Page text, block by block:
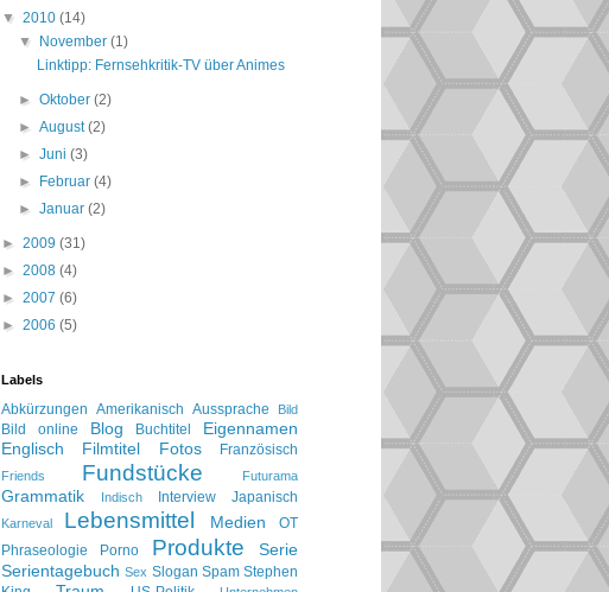
▼ 2010 (14)
▼
November(1)
Linktipp: Fernsehkritik-TV über Animes
►Oktober(2)
►August(2)
►Juni(3)
►
Februar(4)
►Januar(2)
► 2009 (31)
► 2008 (4)
► 2007 (6)
► 2006 (5)
Labels
Abkürzungen Amerikanisch Aussprache Bild
Bild online Blog Buchtitel
Eigennamen
Englisch
Filmtitel Fotos Französisch
Friends Fundstücke Futurama
Grammatik Indisch Interview Japanisch
Karneval Lebensmittel Medien
OT
Phraseologie
Porno Produkte
Serie
Serientagebuch Sex Slogan Spam Stephen